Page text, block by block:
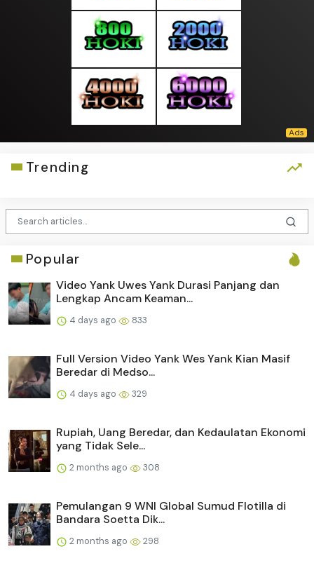
Trending
Popular
Video Yank Uwes Yank Durasi Panjang dan
Lengkap Ancam Keaman...
4 days ago 833
Full Version Video Yank Wes Yank Kian Masif
Beredar di Medso...
4 days ago 329
Rupiah, Uang Beredar, dan Kedaulatan Ekonomi
yang Tidak Sele...
2 months ago 308
Pemulangan 9 WNI Global Sumud Flotilla di
Bandara Soetta Dik...
2 months ago 298